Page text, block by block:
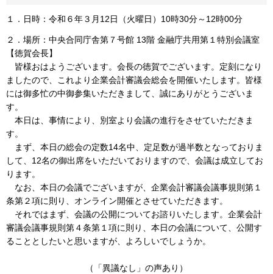
１．日時：令和６年３月12日（火曜日）10時30分～12時00分
２．場所：中央合同庁舎第７号館 13階 金融庁共用第１特別会議室
【徳賀会長】
皆様おはようございます。会長の徳賀でございます。定刻になり
ましたので、これより企業会計審議会総会を開催いたします。皆様
には御多忙の中御参集いただきまして、誠にありがとうございま
す。
本日は、事情により、別室より会議の進行をさせていただきま
す。
まず、本日の総会の定数14名中、定足数が過半数となっておりま
して、12名の御出席をいただいておりますので、会議は成立してお
ります。
なお、本日の会議でございますが、企業会計審議会議事規則第１
条第２項に則り、オンライン開催とさせていただきます。
それではまず、会議の公開についてお諮りいたします。企業会計
審議会議事規則第４条第１項に則り、本日の会議について、公開す
ることとしたいと思いますが、よろしいでしょうか。
（「異議なし」の声あり）